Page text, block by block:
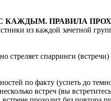
КАЖДЫМ. ПРАВИЛА
из каждой зачетной
стреляет спарринги
по факту (успеть до
встреч (вы